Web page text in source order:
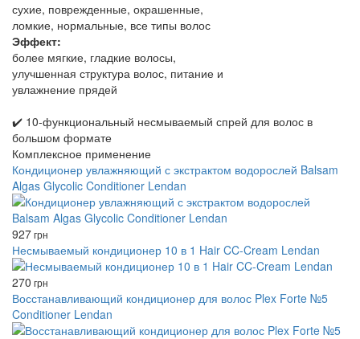
сухие, поврежденные, окрашенные,
ломкие, нормальные, все типы волос
Эффект:
более мягкие, гладкие волосы,
улучшенная структура волос, питание и
увлажнение прядей
✔️ 10‑функциональный несмываемый спрей для волос в
большом формате
Комплексное применение
Кондиционер увлажняющий с экстрактом водорослей Balsam
Algas Glycolic Conditioner Lendan
927грн
Несмываемый кондиционер 10 в 1 Hair CC-Cream Lendan
270 грн
Восстанавливающий кондиционер для волос Plex Forte №5
Conditioner Lendan